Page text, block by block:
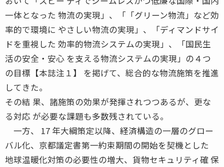
一体となった 物流の実現」、「「グリーン物流」など効
率的で環境に やさしい物流の実現」、「ディマンドサイ
ドを重視した 効率的物流システムの実現」、「国民生
活の安全・安心 を支える物流システムの実現」の４つ
の目標【本誌注１】 を掲げて、総合的な物流施策を推進
してきた。
その結 果、諸施策の効果が発揮されつつあるが、更な
る対応 が必要な課題も多数残されている。
一方、 17 年大綱策定以降、経済構造の一層のグロー
バル化、京都議定書第一約束期間の開始を契機とした
地球温暖化対策の必要性の増大、貨物セキュリティ確 保